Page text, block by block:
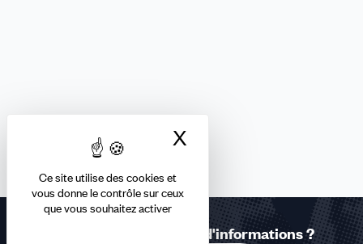
Ce site utilise des cookies et
vous donne le contrôle sur ceux
que vous souhaitez activer
X
Une question ? Besoin d'informations ?